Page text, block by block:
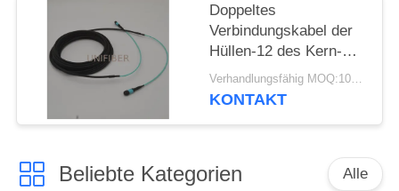
Doppeltes
Verbindungskabel der
Hüllen-12 des Kern-
5.5mm MPO MTP
Verhandlungsfähig MOQ:10pcs
KONTAKT
Beliebte Kategorien Alle